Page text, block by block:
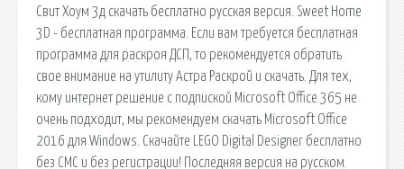
Свит Хоум 3д скачать бесплатно русская версия. Sweet Home
3D - бесплатная программа. Если вам требуется бесплатная
программа для раскроя ДСП, то рекомендуется обратить
свое внимание на утилиту Астра Раскрой и скачать. Для тех,
кому интернет решение с подпиской Microsoft Office 365 не
очень подходит, мы рекомендуем скачать Microsoft Office
2016 для Windows. Скачайте LEGO Digital Designer бесплатно
без СМС и без регистрации! Последняя версия на русском.